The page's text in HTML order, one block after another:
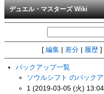
デュエル・マスターズ Wiki
[ 編集 差分 履歴
バックアップ一覧
ソウルシフト のバック
1 (2019-03-05 (火)